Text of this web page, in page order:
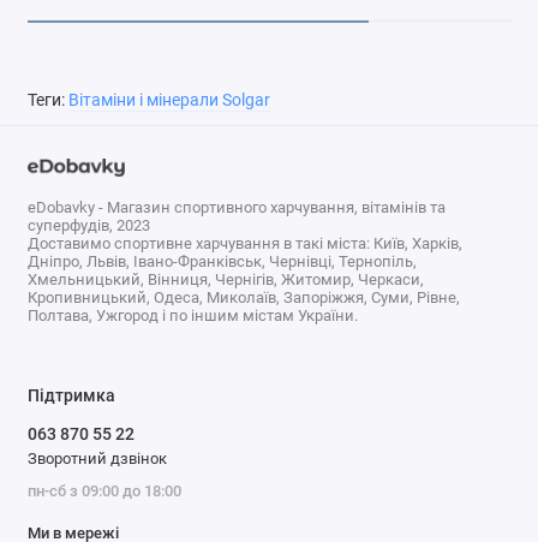
Теги: Вітаміни і мінерали Solgar
eDobavky - Магазин спортивного харчування, вітамінів та
суперфудів, 2023
Доставимо спортивне харчування в такі міста: Київ, Харків,
Дніпро, Львів, Івано-Франківськ, Чернівці, Тернопіль,
Хмельницький, Вінниця, Чернігів, Житомир, Черкаси,
Кропивницький, Одеса, Миколаїв, Запоріжжя, Суми, Рівне,
Полтава, Ужгород і по іншим містам України.
Підтримка
063 870 55 22
Зворотний дзвінок
пн-сб з 09:00 до 18:00
Ми в мережі